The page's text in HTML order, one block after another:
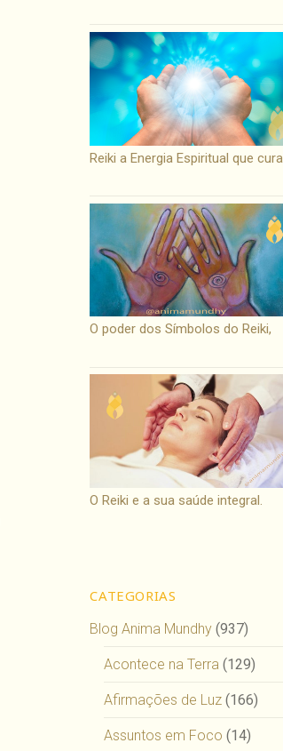
Reiki a Energia Espiritual que cura.
O poder dos Símbolos do Reiki,
O Reiki e a sua saúde integral.
CATEGORIAS
Blog Anima Mundhy (937)
Acontece na Terra (129)
Afirmações de Luz (166)
Assuntos em Foco (14)